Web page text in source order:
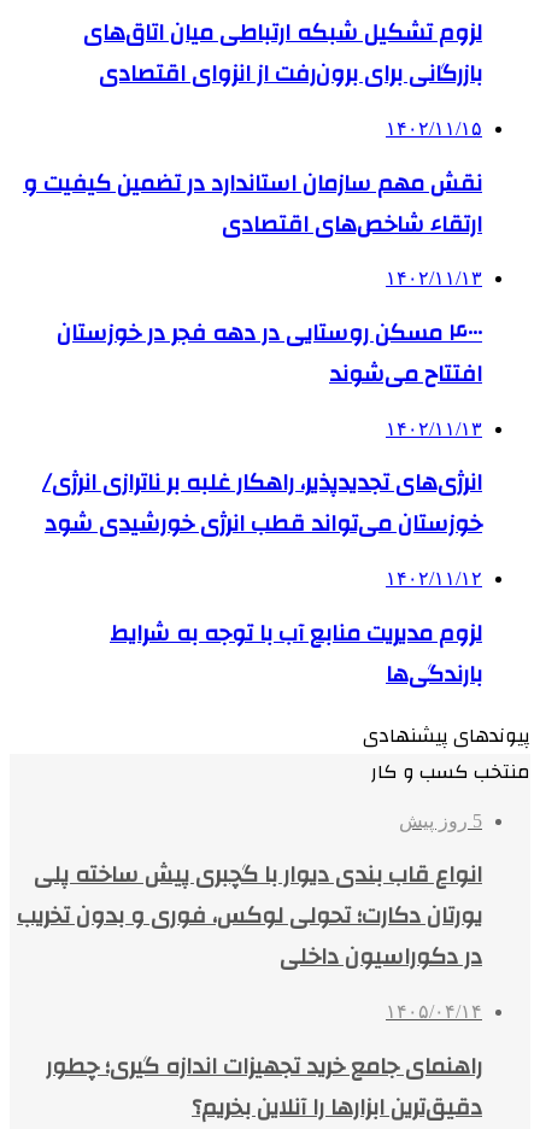
لزوم تشکیل شبکه ارتباطی میان اتاق‌های
بازرگانی برای برون‌رفت از انزوای اقتصادی
۱۴۰۲/۱۱/۱۵
نقش مهم سازمان استاندارد در تضمین کیفیت و
ارتقاء شاخص‌های اقتصادی
۱۴۰۲/۱۱/۱۳
۴۰۰۰ مسکن روستایی در دهه فجر در خوزستان
افتتاح می‌شوند
۱۴۰۲/۱۱/۱۳
انرژی‌های تجدیدپذیر، راهکار غلبه بر ناترازی‌ انرژی/
خوزستان می‌تواند قطب انرژی خورشیدی شود
۱۴۰۲/۱۱/۱۲
لزوم مدیریت منابع آب با توجه به شرایط
بارندگی‌ها
پیوندهای پیشنهادی
منتخب کسب و کار
5 روز پیش
انواع قاب بندی دیوار با گچبری پیش ساخته پلی
یورتان دکارت؛ تحولی لوکس، فوری و بدون تخریب
در دکوراسیون داخلی
۱۴۰۵/۰۴/۱۴
راهنمای جامع خرید تجهیزات اندازه گیری؛ چطور
دقیق‌ترین ابزارها را آنلاین بخریم؟